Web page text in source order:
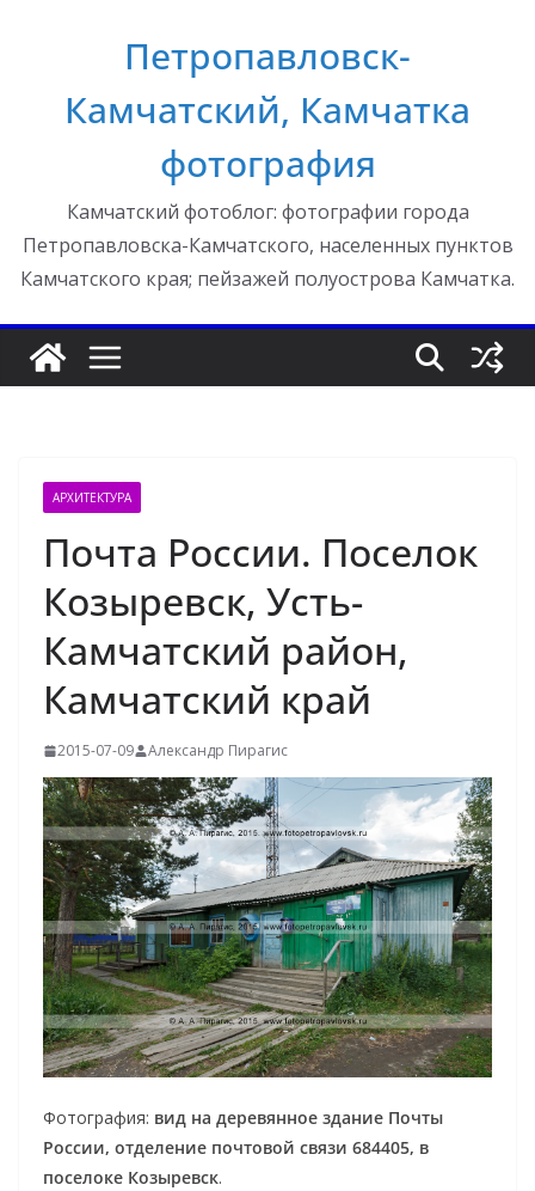
Петропавловск-
Камчатский, Камчатка
фотография
Камчатский фотоблог: фотографии города
Петропавловска-Камчатского, населенных пунктов
Камчатского края; пейзажей полуострова Камчатка.
АРХИТЕКТУРА
Почта России. Поселок
Козыревск, Усть-
Камчатский район,
Камчатский край
2015-07-09 Александр Пирагис
Фотография: вид на деревянное здание Почты
России, отделение почтовой связи 684405, в
поселоке Козыревск.